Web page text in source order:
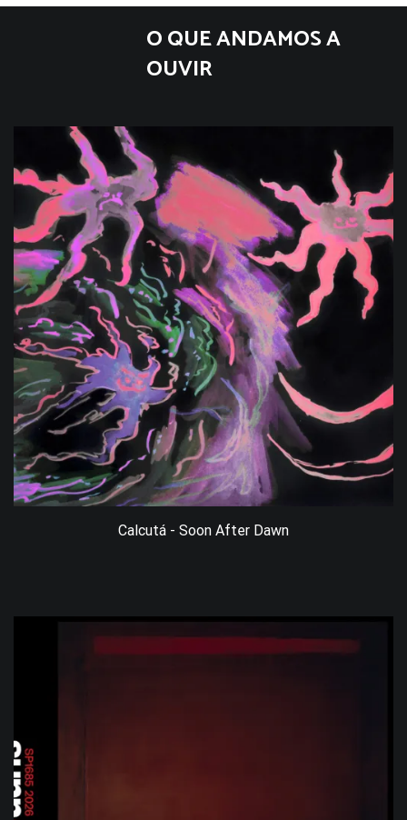
O QUE ANDAMOS A
OUVIR
Calcutá - Soon After Dawn